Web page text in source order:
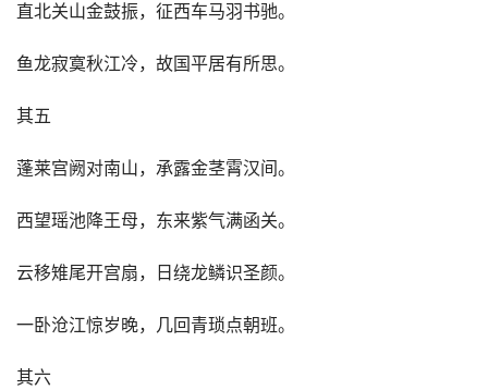
直北关山金鼓振，征西车马羽书驰。
鱼龙寂寞秋江冷，故国平居有所思。
其五
蓬莱宫阙对南山，承露金茎霄汉间。
西望瑶池降王母，东来紫气满函关。
云移雉尾开宫扇，日绕龙鳞识圣颜。
一卧沧江惊岁晚，几回青琐点朝班。
其六